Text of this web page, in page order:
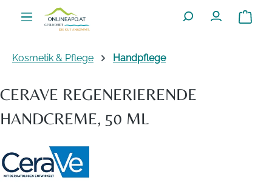
Zum Hauptinhalt springen
Kosmetik & Pflege Handpflege
CERAVE REGENERIERENDE
HANDCREME, 50 ML